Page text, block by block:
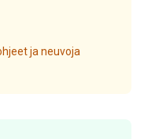
ja neuvoja